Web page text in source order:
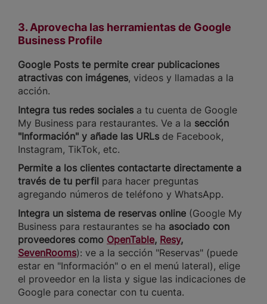
3. Aprovecha las herramientas de Google
Business Profile
Google Posts te permite crear publicaciones
atractivas con imágenes, videos y llamadas a la
acción.
Integra tus redes sociales a tu cuenta de Google
My Business para restaurantes. Ve a la sección
"Información" y añade las URLs de Facebook,
Instagram, TikTok, etc.
Permite a los clientes contactarte directamente a
través de tu perfil para hacer preguntas
agregando números de teléfono y WhatsApp.
Integra un sistema de reservas online (Google My
Business para restaurantes se ha asociado con
proveedores como OpenTable, Resy,
SevenRooms): ve a la sección "Reservas" (puede
estar en "Información" o en el menú lateral), elige
el proveedor en la lista y sigue las indicaciones de
Google para conectar con tu cuenta.